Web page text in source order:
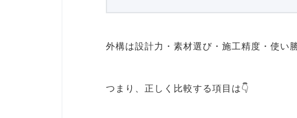
外構は設計力・素材選び・施工精度・使い
つまり、正しく比較する項目は👇